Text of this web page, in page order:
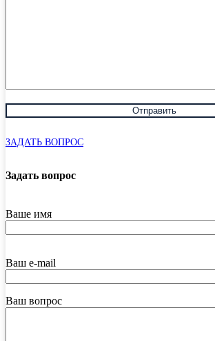
ЗАДАТЬ ВОПРОС
Задать вопрос
Ваше имя
Ваш e-mail
Ваш вопрос